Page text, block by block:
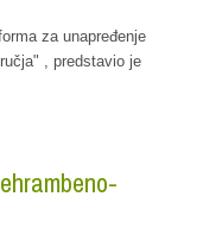
za unapređenje
, predstavio je